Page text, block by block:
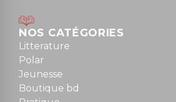
Mardi au samedi : 10h à 13h / 14h à
Dimanche : 10h30 à 12h30
Tel : 01 48 89 13 88
Fermé le dimanche en Juillet et
NOS CATÉGORIES
Litterature
Polar
Jeunesse
Boutique bd